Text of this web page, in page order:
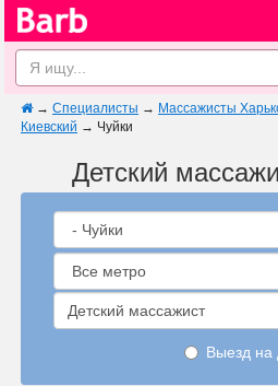
→ Специалисты → Массажисты
Киевский → Чуйки
Детский
Детский массажист
Выезд на